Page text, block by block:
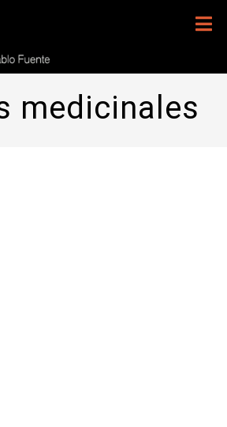
medicinales